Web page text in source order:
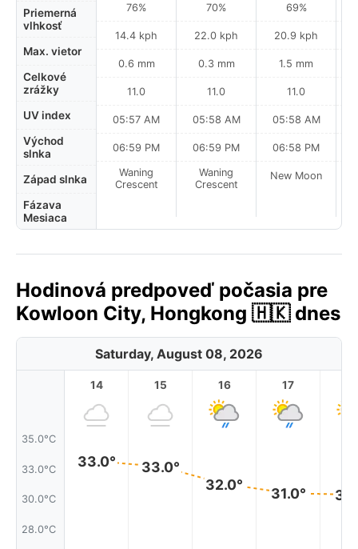
Priemerná
vlhkosť
Max. vietor
Celkové
zrážky
UV index
Východ
slnka
Západ slnka
Fázava
Mesiaca
76%
14.4 kph
0.6 mm
11.0
05:57 AM
06:59 PM
Waning
Crescent
70%
22.0 kph
0.3 mm
11.0
05:58 AM
06:59 PM
Waning
Crescent
69%
20.9 kph
1.5 mm
11.0
05:58 AM
06:58 PM
New Moon
Hodinová predpoveď počasia pre
Kowloon City, Hongkong 🇭🇰 dnes
Saturday, August 08, 2026
35.0°C
33.0°C
30.0°C
28.0°C
14
33.0°
15
33.0°
16
32.0°
17
31.0°